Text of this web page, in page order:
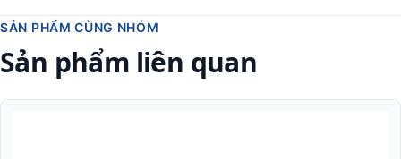
SẢN PHẨM CÙNG NHÓM
Sản phẩm liên quan